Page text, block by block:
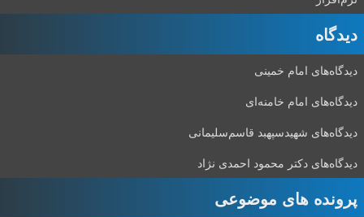
دیدگاه‌
دیدگاه‌های امام خمینی
دیدگاه‌های امام خامنه‌ای
دیدگاه‌های شهید‌سپهبد قاسم‌سلیمانی
دیدگاه‌های دکتر محمود احمدی نژاد
پرونده های موضوعی